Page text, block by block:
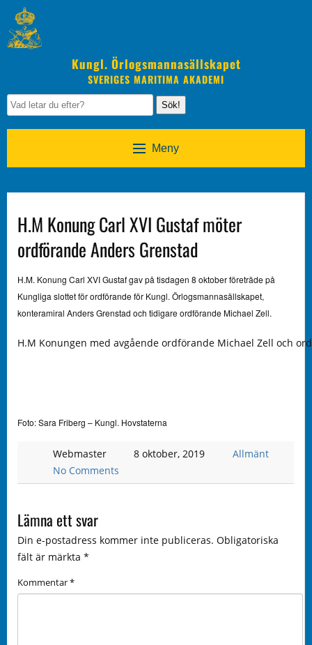
Kungl. Örlogsmannasällskapet
SVERIGES MARITIMA AKADEMI
Sök!
Meny
H.M Konung Carl XVI Gustaf möter
ordförande Anders Grenstad
H.M. Konung Carl XVI Gustaf gav på tisdagen 8 oktober företräde på
Kungliga slottet för ordförande för Kungl. Örlogsmannasällskapet,
konteramiral Anders Grenstad och tidigare ordförande Michael Zell.
H.M Konungen med avgående ordförande Michael Zell och
Foto: Sara Friberg – Kungl. Hovstaterna
Webmaster 8 oktober, 2019
Allmänt
No Comments
Lämna ett svar
Din e-postadress kommer inte publiceras. Obligatoriska
fält är märkta *
Kommentar*